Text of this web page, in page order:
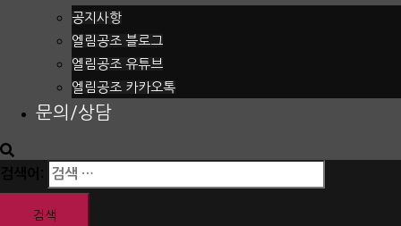
공지사항
엘림공조 블로그
엘림공조 유튜브
엘림공조 카카오톡
문의/상담